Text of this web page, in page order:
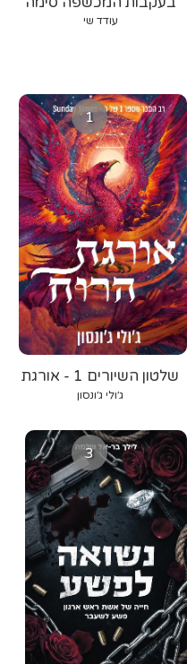
עודד שי
1
שלטון השיורים 1 - אורגת
הרוח
ג׳ולי ג׳ונסון
3